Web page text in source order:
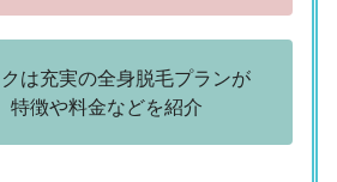
栄院
があった」
事務）／秘書・アシスタント職）
栄院
は充実の全身脱毛プランが
徴や料金などを紹介